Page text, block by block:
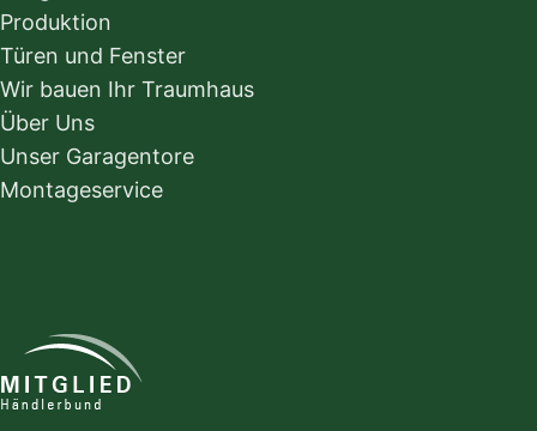
Produktion
Türen und Fenster
Wir bauen Ihr Traumhaus
Über Uns
Unser Garagentore
Montageservice